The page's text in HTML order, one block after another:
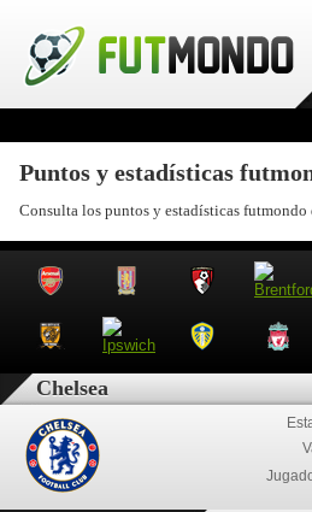
Puntos y estadísticas
Consulta los puntos y estadísticas futmondo
Chelsea